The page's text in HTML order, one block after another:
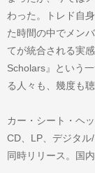
わった。トレド自
た時間の中でメン
てが統合される実
Scholars』という
る人々も、幾度も
カー・シート・ヘ
CD、LP、デジタ
同時リリース。国